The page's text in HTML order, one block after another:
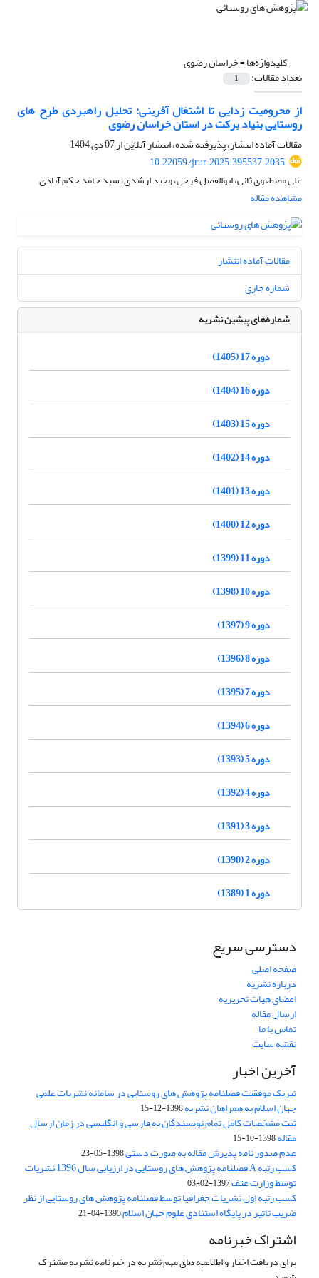
کلیدواژه‌ها =خراسان رضوی
تعداد مقالات: 1
از محرومیت زدایی تا اشتغال آفرینی: تحلیل راهبردی طرح های
روستایی بنیاد برکت در استان خراسان رضوی
مقالات آماده انتشار، پذیرفته شده، انتشار آنلاین از07 دی 1404
10.22059/jrur.2025.395537.2035
علی مصطفوی ثانی، ابوالفضل فرخی، وحید ارشدی، سید حامد حکم آبادی
مشاهده مقاله
مقالات آماده انتشار
شماره جاری
شماره‌های پیشین نشریه
دوره 17 (1405)
دوره 16 (1404)
دوره 15 (1403)
دوره 14 (1402)
دوره 13 (1401)
دوره 12 (1400)
دوره 11 (1399)
دوره 10 (1398)
دوره 9 (1397)
دوره 8 (1396)
دوره 7 (1395)
دوره 6 (1394)
دوره 5 (1393)
دوره 4 (1392)
دوره 3 (1391)
دوره 2 (1390)
دوره 1 (1389)
دسترسی سریع
صفحه اصلی
درباره نشریه
اعضای هیات تحریریه
ارسال مقاله
تماس با ما
نقشه سایت
آخرین اخبار
تبریک موفقیت فصلنامه پژوهش های روستایی در سامانه نشریات علمی
جهان اسلام به همراهان نشریه1398-12-15
ثبت مشخصات کامل تمام نویسندگان به فارسی و انگلیسی در زمان ارسال
مقاله1398-10-15
عدم صدور نامه پذیرش مقاله به صورت دستی1398-05-23
کسب رتبه A فصلنامه پژوهش های روستایی در ارزیابی سال 1396 نشریات
توسط وزارت عتف1397-02-03
کسب رتبه اول نشریات جغرافیا توسط فصلنامه پژوهش های روستایی از نظر
ضریب تاثیر در پایگاه استنادی علوم جهان اسلام1395-04-21
اشتراک خبرنامه
برای دریافت اخبار و اطلاعیه های مهم نشریه در خبرنامه نشریه مشترک